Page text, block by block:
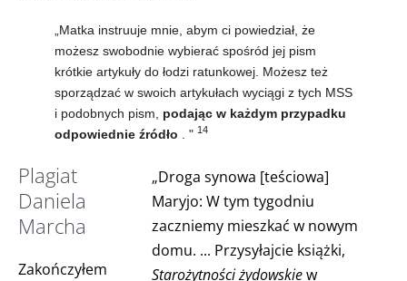
„Matka instruuje mnie, abym ci powiedział, że
możesz swobodnie wybierać spośród jej pism
krótkie artykuły do łodzi ratunkowej. Możesz też
sporządzać w swoich artykułach wyciągi z tych MSS
i podobnych pism, podając w każdym przypadku
odpowiednie źródło . " 14
„Droga synowa [teściowa]
Maryjo: W tym tygodniu
zaczniemy mieszkać w nowym
domu. ... Przysyłajcie książki,
Starożytności żydowskiew
Plagiat
Daniela
Marcha
Zakończyłem